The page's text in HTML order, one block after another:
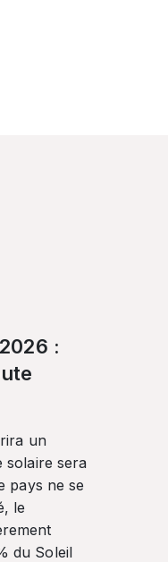
:
un
solaire sera
pays ne se
le
du Soleil